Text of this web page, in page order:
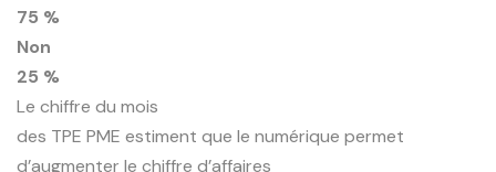
75 %
Non
25 %
Le chiffre du mois
des TPE PME estiment que le numérique permet
d’augmenter le chiffre d’affaires